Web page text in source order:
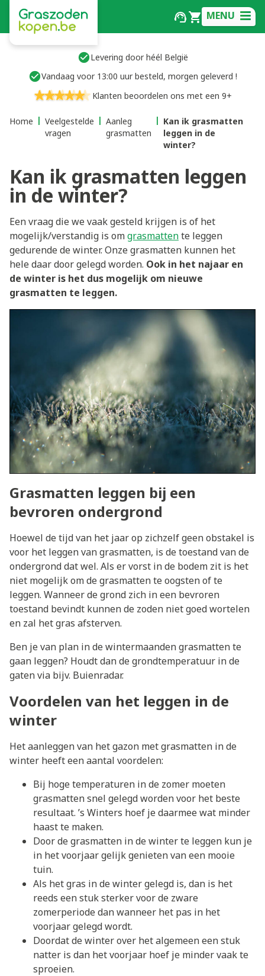
MENU
Levering door héél België
Vandaag voor 13:00 uur besteld, morgen geleverd !
Klanten beoordelen ons met een 9+
Home
Veelgestelde
vragen
Aanleg
grasmatten
Kan ik grasmatten
leggen in de
winter?
Kan ik grasmatten leggen
in de winter?
Een vraag die we vaak gesteld krijgen is of het
mogelijk/verstandig is omgrasmattente leggen
gedurende de winter. Onze grasmatten kunnen het
hele daar door gelegd worden. Ook in het najaar en
de winter is het dus mogelijk om nieuwe
grasmatten te leggen.
Grasmatten leggen bij een
bevroren ondergrond
Hoewel de tijd van het jaar op zichzelf geen obstakel is
voor het leggen van grasmatten, is de toestand van de
ondergrond dat wel. Als er vorst in de bodem zit is het
niet mogelijk om de grasmatten te oogsten of te
leggen. Wanneer de grond zich in een bevroren
toestand bevindt kunnen de zoden niet goed wortelen
en zal het gras afsterven.
Ben je van plan in de wintermaanden grasmatten te
gaan leggen? Houdt dan de grondtemperatuur in de
gaten via bijv. Buienradar.
Voordelen van het leggen in de
winter
Het aanleggen van het gazon met grasmatten in de
winter heeft een aantal voordelen:
Bij hoge temperaturen in de zomer moeten
grasmatten snel gelegd worden voor het beste
resultaat. ’s Winters hoef je daarmee wat minder
haast te maken.
Door de grasmatten in de winter te leggen kun je
in het voorjaar gelijk genieten van een mooie
tuin.
Als het gras in de winter gelegd is, dan is het
reeds een stuk sterker voor de zware
zomerperiode dan wanneer het pas in het
voorjaar gelegd wordt.
Doordat de winter over het algemeen een stuk
natter is dan het voorjaar hoef je minder vaak te
sproeien.